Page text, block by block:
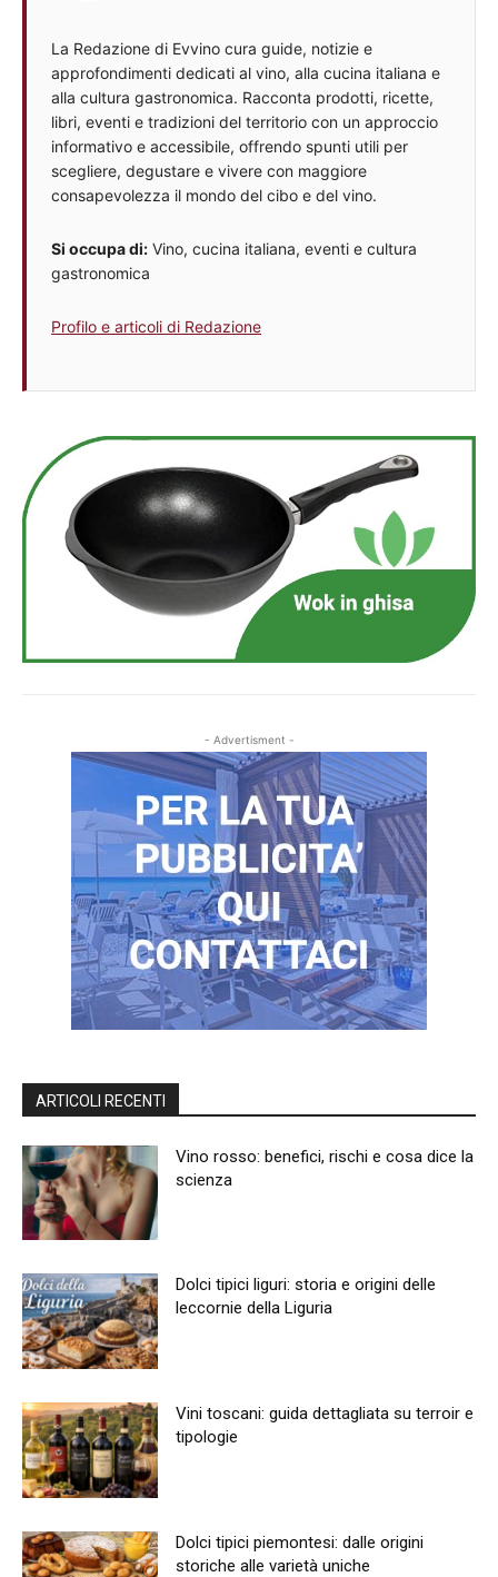
La Redazione di Evvino cura guide, notizie e
approfondimenti dedicati al vino, alla cucina italiana e
alla cultura gastronomica. Racconta prodotti, ricette,
libri, eventi e tradizioni del territorio con un approccio
informativo e accessibile, offrendo spunti utili per
scegliere, degustare e vivere con maggiore
consapevolezza il mondo del cibo e del vino.
Si occupa di: Vino, cucina italiana, eventi e cultura
gastronomica
Profilo e articoli di Redazione
- Advertisment -
ARTICOLI RECENTI
Vino rosso: benefici, rischi e cosa dice la
scienza
Dolci tipici liguri: storia e origini delle
leccornie della Liguria
Vini toscani: guida dettagliata su terroir e
tipologie
Dolci tipici piemontesi: dalle origini
storiche alle varietà uniche